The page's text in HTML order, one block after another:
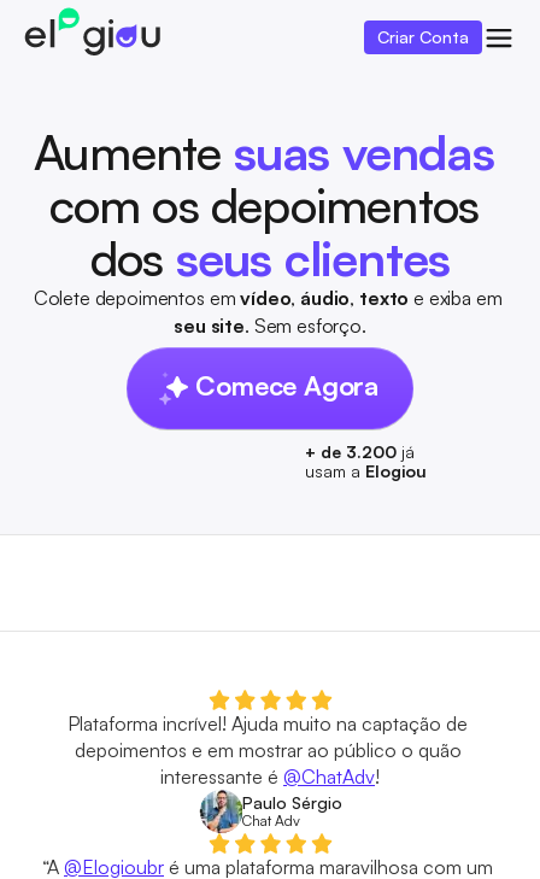
Criar Conta
Aumente
suas vendas
com os depoimentos
dos seus clientes
Colete depoimentos em vídeo, áudio, texto
seu site. Sem esforço.
Comece Agora
+ de 3.200 já
usam a Elogiou
Plataforma incrível! Ajuda muito na captação de
depoimentos e em mostrar ao público o quão
interessante é @ChatAdv!
Paulo Sérgio
Chat Adv
“A @Elogioubr é uma plataforma maravilhosa com um